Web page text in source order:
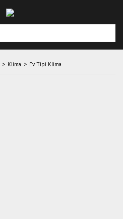
Klima Ev Tipi Klima